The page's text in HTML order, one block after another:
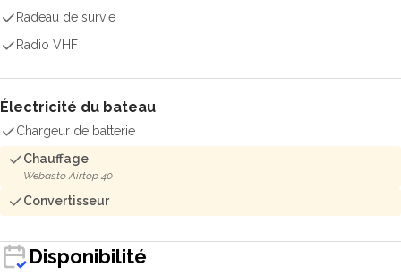
Radeau de survie
Radio VHF
Électricité du bateau
Chargeur de batterie
Chauffage
Webasto Airtop 40
Convertisseur
Disponibilité